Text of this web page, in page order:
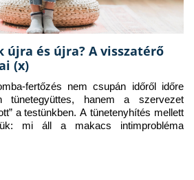
és újra? A visszatérő
(x)
fertőzés nem csupán időről időre
tünetegyüttes, hanem a szervezet
a testünkben. A tünetenyhítés mellett
mi áll a makacs intimprobléma